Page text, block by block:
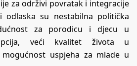
za održivi povratak i integracije
odlaska su nestabilna politička
za porodicu i djecu u
veći kvalitet života u
uspjeha za mlade u